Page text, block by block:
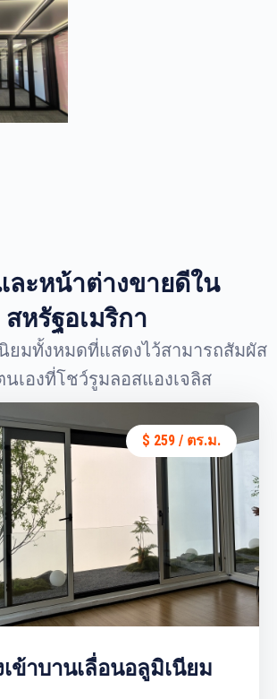
ละหน้าต่างขายดีใน
สหรัฐอเมริกา
มทั้งหมดที่แสดงไว้สามารถสัมผัส
เองที่โชว์รูมลอสแองเจลิส
$ 259 / ตร.ม.
ข้าบานเลื่อนอลูมิเนียม